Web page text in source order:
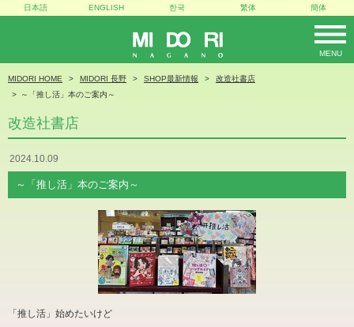
MIDORI
MENU
日本語 ENGLISH 한국 繁体 簡体
MIDORI HOME MIDORI 長野 SHOP最新情報
改造社書店
～「推し活」本のご案内～
改造社書店
2024.10.09
～「推し活」本のご案内～
「推し活」始めたいけど